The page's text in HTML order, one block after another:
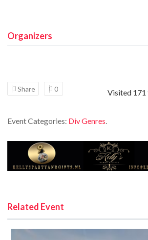
Organizers
Share 0 Visited 171
Event Categories: Div Genres.
Related Event